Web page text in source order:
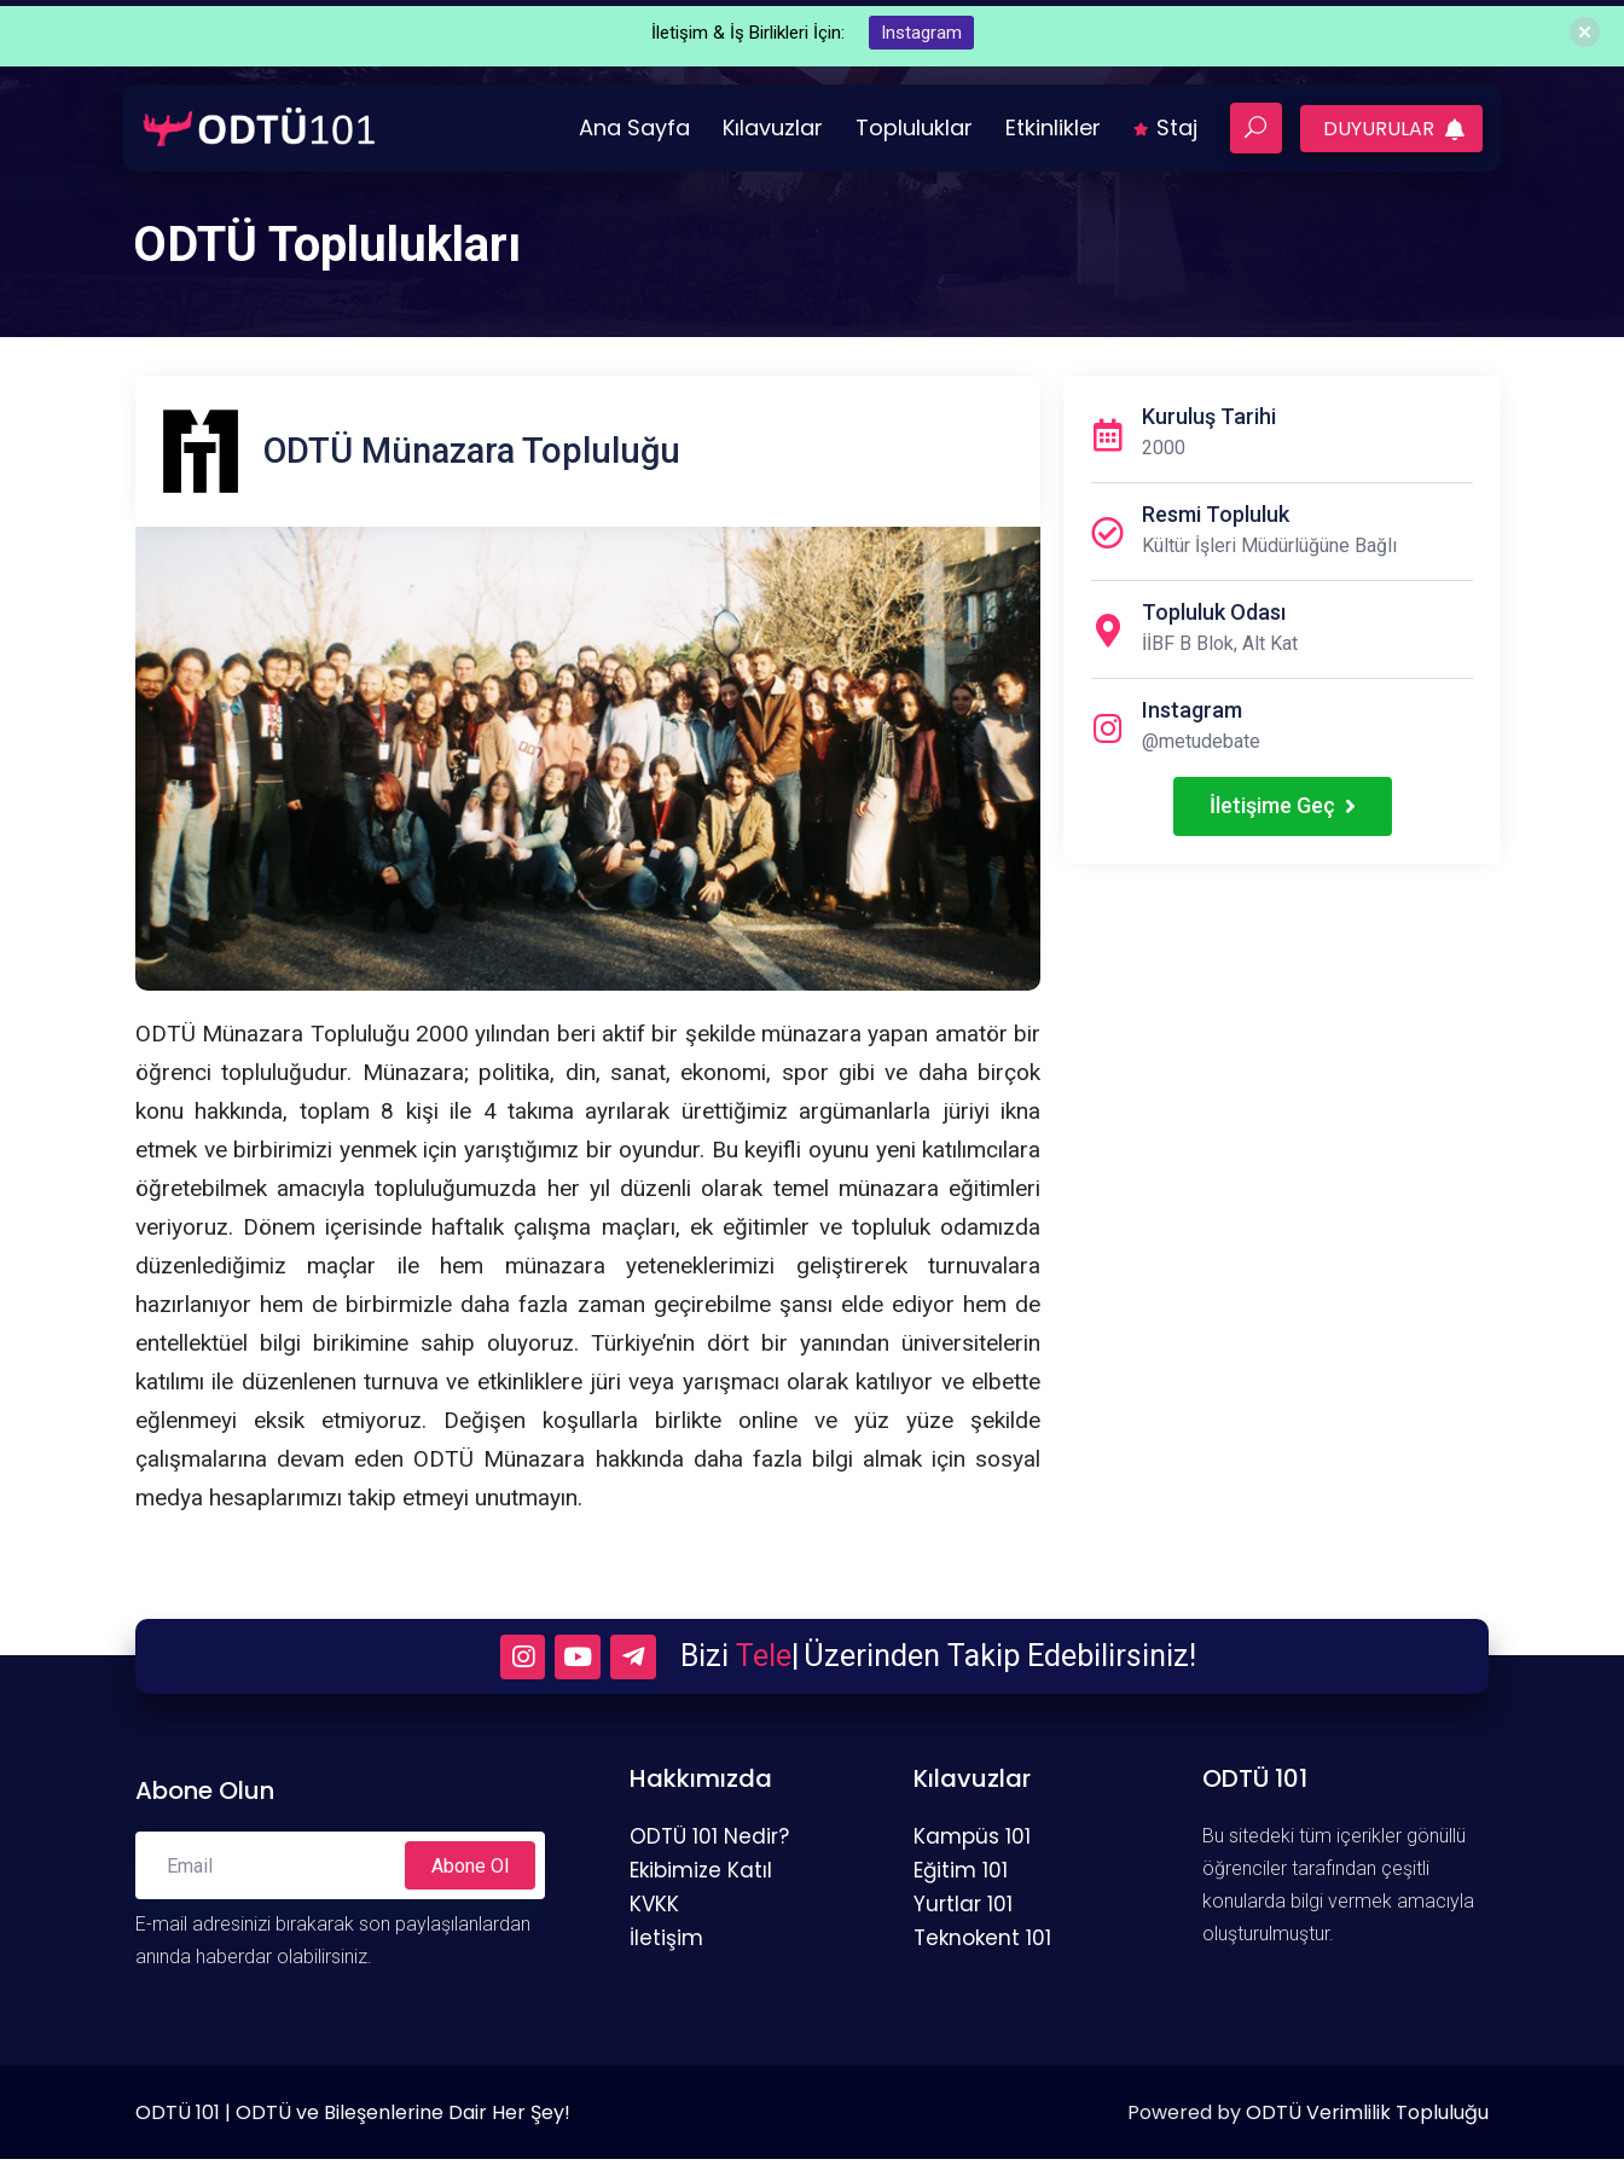
Ana Sayfa Kılavuzlar Topluluklar Etkinlikler Staj DUYURULAR
ODTÜ Toplulukları
ODTÜ Münazara Topluluğu
ODTÜ Münazara Topluluğu 2000 yılından beri aktif bir şekilde münazara yapan amatör bir
öğrenci topluluğudur. Münazara; politika, din, sanat, ekonomi, spor gibi ve daha birçok
konu hakkında, toplam 8 kişi ile 4 takıma ayrılarak ürettiğimiz argümanlarla jüriyi ikna
etmek ve birbirimizi yenmek için yarıştığımız bir oyundur. Bu keyifli oyunu yeni katılımcılara
öğretebilmek amacıyla topluluğumuzda her yıl düzenli olarak temel münazara eğitimleri
veriyoruz. Dönem içerisinde haftalık çalışma maçları, ek eğitimler ve topluluk odamızda
düzenlediğimiz maçlar ile hem münazara yeteneklerimizi geliştirerek turnuvalara
hazırlanıyor hem de birbirmizle daha fazla zaman geçirebilme şansı elde ediyor hem de
entellektüel bilgi birikimine sahip oluyoruz. Türkiye’nin dört bir yanından üniversitelerin
katılımı ile düzenlenen turnuva ve etkinliklere jüri veya yarışmacı olarak katılıyor ve elbette
eğlenmeyi eksik etmiyoruz. Değişen koşullarla birlikte online ve yüz yüze şekilde
çalışmalarına devam eden ODTÜ Münazara hakkında daha fazla bilgi almak için sosyal
medya hesaplarımızı takip etmeyi unutmayın.
Kuruluş Tarihi
2000
Resmi Topluluk
Kültür İşleri Müdürlüğüne Bağlı
Topluluk Odası
İİBF B Blok, Alt Kat
Instagram
@metudebate
İletişime Geç
Bizi Telegram| Üzerinden Takip Edebilirsiniz!
Abone Olun
Abone Ol
E-mail adresinizi bırakarak son paylaşılanlardan
anında haberdar olabilirsiniz.
Hakkımızda
ODTÜ 101 Nedir?
Ekibimize Katıl
KVKK
İletişim
Kılavuzlar
Kampüs 101
Eğitim 101
Yurtlar 101
Teknokent 101
ODTÜ 101
Bu sitedeki tüm içerikler gönüllü
öğrenciler tarafından çeşitli
konularda bilgi vermek amacıyla
oluşturulmuştur.
ODTÜ 101 | ODTÜ ve Bileşenlerine Dair Her Şey! Powered byODTÜ Verimlilik Topluluğu
İletişim & İş Birlikleri İçin: Instagram